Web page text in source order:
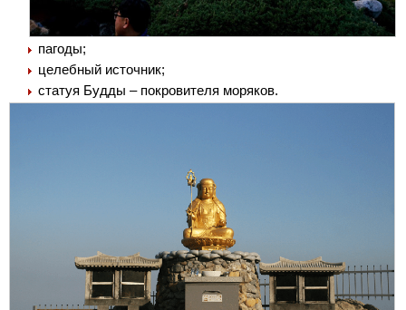
пагоды;
целебный источник;
статуя Будды – покровителя моряков.